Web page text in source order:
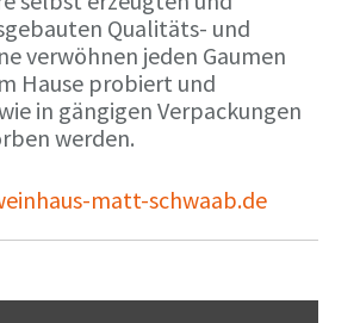
Qualitäts- und
verwöhnen jeden Gaumen
Hause probiert und
in gängigen Verpackungen
werden.
matt-schwaab.de